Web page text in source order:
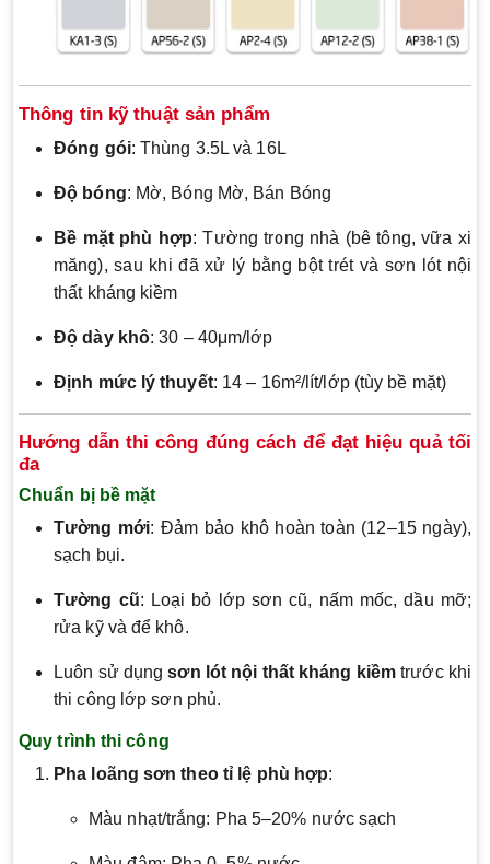
Thông tin kỹ thuật sản phẩm
Đóng gói: Thùng 3.5L và 16L
Độ bóng: Mờ, Bóng Mờ, Bán Bóng
Bề mặt phù hợp: Tường trong nhà (bê tông, vữa xi
măng), sau khi đã xử lý bằng bột trét và sơn lót nội
thất kháng kiềm
Độ dày khô: 30 – 40μm/lớp
Định mức lý thuyết: 14 – 16m²/lít/lớp (tùy bề mặt)
Hướng dẫn thi công đúng cách để đạt hiệu quả tối
đa
Chuẩn bị bề mặt
Tường mới: Đảm bảo khô hoàn toàn (12–15 ngày),
sạch bụi.
Tường cũ: Loại bỏ lớp sơn cũ, nấm mốc, dầu mỡ;
rửa kỹ và để khô.
Luôn sử dụngsơn lót nội thất kháng kiềm trước khi
thi công lớp sơn phủ.
Quy trình thi công
Pha loãng sơn theo tỉ lệ phù hợp:
Màu nhạt/trắng: Pha 5–20% nước sạch